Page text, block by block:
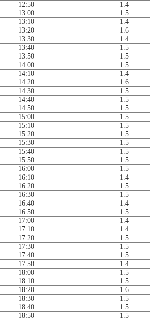
12:50
1.4
13:00
1.5
13:10
1.4
13:20
1.6
13:30
1.4
13:40
1.5
13:50
1.5
14:00
1.5
14:10
1.4
14:20
1.6
14:30
1.5
14:40
1.5
14:50
1.5
15:00
1.5
15:10
1.5
15:20
1.5
15:30
1.5
15:40
1.5
15:50
1.5
16:00
1.5
16:10
1.4
16:20
1.5
16:30
1.5
16:40
1.4
16:50
1.5
17:00
1.4
17:10
1.4
17:20
1.5
17:30
1.5
17:40
1.5
17:50
1.4
18:00
1.5
18:10
1.5
18:20
1.6
18:30
1.5
18:40
1.5
18:50
1.5